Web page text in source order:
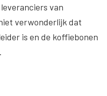
van
verwonderlijk dat
is en de koffiebonen